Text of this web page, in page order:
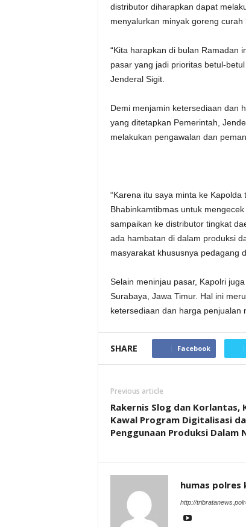
distributor diharapkan dapat
menyalurkan minyak goreng
“Kita harapkan di bulan Ramadan
pasar yang jadi prioritas betul-
Jenderal Sigit.
Demi menjamin ketersediaan dan
yang ditetapkan Pemerintah,
melakukan pengawalan dan
“Karena itu saya minta ke
Bhabinkamtibmas untuk
sampaikan ke distributor tingkat
ada hambatan di dalam produksi
masyarakat khususnya pedagang
Selain meninjau pasar, Kapolri
Surabaya, Jawa Timur. Hal ini
ketersediaan dan harga penjualan
SHARE Facebook
Previous article
Rakernis Slog dan Korlantas,
Kawal Program Digitalisasi
Penggunaan Produksi Dalam
humas
http://